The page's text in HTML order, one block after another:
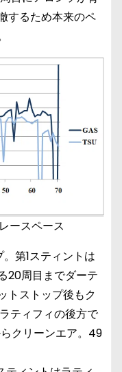
するため本来のペ
ースペース
第1スティントは
20周目までダーテ
トストップ後もク
ティフィの後方で
クリーンエア。49